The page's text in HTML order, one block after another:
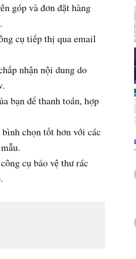
góp và đơn đặt hàng
cụ tiếp thị qua email
nhận nội dung do
bạn để thanh toán, hợp
chọn tốt hơn với các
cụ bảo vệ thư rác